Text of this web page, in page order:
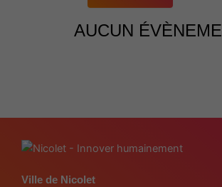
AUCUN
Ville de Nicolet